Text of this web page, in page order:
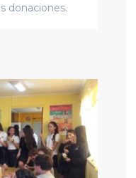
donaciones.